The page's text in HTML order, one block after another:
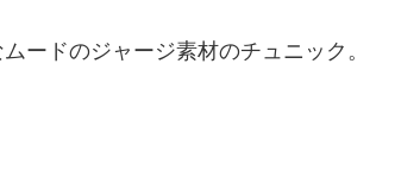
ードのジャージ素材のチュニック。